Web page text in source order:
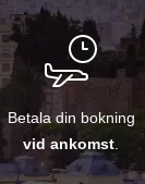
Betala din bokning
vid ankomst